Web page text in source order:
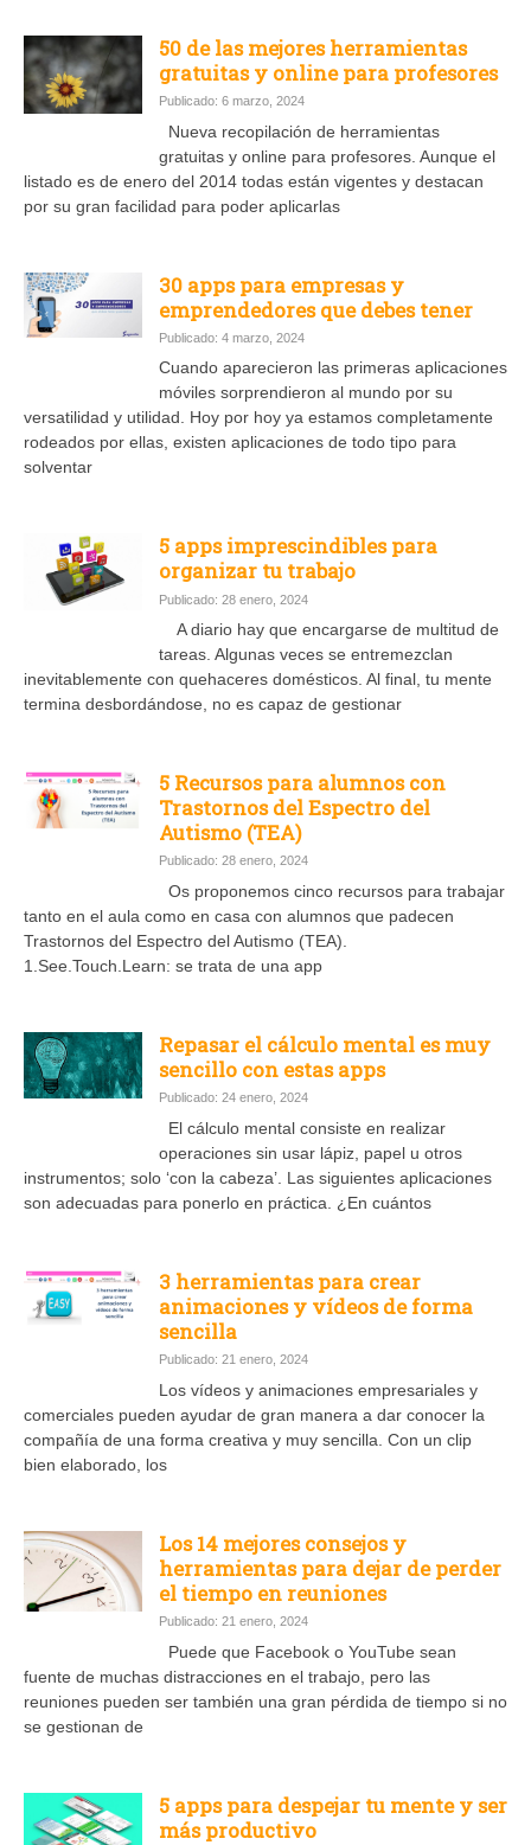
50 de las mejores herramientas
gratuitas y online para profesores
Publicado: 6 marzo, 2024
Nueva recopilación de herramientas
gratuitas y online para profesores. Aunque el
listado es de enero del 2014 todas están vigentes y destacan
por su gran facilidad para poder aplicarlas
30 apps para empresas y
emprendedores que debes tener
Publicado: 4 marzo, 2024
Cuando aparecieron las primeras aplicaciones
móviles sorprendieron al mundo por su
versatilidad y utilidad. Hoy por hoy ya estamos completamente
rodeados por ellas, existen aplicaciones de todo tipo para
solventar
5 apps imprescindibles para
organizar tu trabajo
Publicado: 28 enero, 2024
A diario hay que encargarse de multitud de
tareas. Algunas veces se entremezclan
inevitablemente con quehaceres domésticos. Al final, tu mente
termina desbordándose, no es capaz de gestionar
5 Recursos para alumnos con
Trastornos del Espectro del
Autismo (TEA)
Publicado: 28 enero, 2024
Os proponemos cinco recursos para trabajar
tanto en el aula como en casa con alumnos que padecen
Trastornos del Espectro del Autismo (TEA).
1.See.Touch.Learn: se trata de una app
Repasar el cálculo mental es muy
sencillo con estas apps
Publicado: 24 enero, 2024
El cálculo mental consiste en realizar
operaciones sin usar lápiz, papel u otros
instrumentos; solo ‘con la cabeza’. Las siguientes aplicaciones
son adecuadas para ponerlo en práctica. ¿En cuántos
3 herramientas para crear
animaciones y vídeos de forma
sencilla
Publicado: 21 enero, 2024
Los vídeos y animaciones empresariales y
comerciales pueden ayudar de gran manera a dar conocer la
compañía de una forma creativa y muy sencilla. Con un clip
bien elaborado, los
Los 14 mejores consejos y
herramientas para dejar de perder
el tiempo en reuniones
Publicado: 21 enero, 2024
Puede que Facebook o YouTube sean
fuente de muchas distracciones en el trabajo, pero las
reuniones pueden ser también una gran pérdida de tiempo si no
se gestionan de
5 apps para despejar tu mente y ser
más productivo